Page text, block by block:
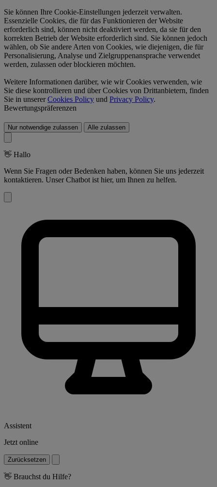
Sie können Ihre Cookie-Einstellungen jederzeit verwalten.
Essenzielle Cookies, die für das Funktionieren der Website
erforderlich sind, können nicht deaktiviert werden, da sie für den
korrekten Betrieb der Website erforderlich sind. Sie können jedoch
wählen, ob Sie andere Arten von Cookies, wie diejenigen, die für
Personalisierung, Analyse und Zielgruppenansprache verwendet
werden, zulassen oder blockieren möchten.
Weitere Informationen darüber, wie wir Cookies verwenden, wie
Sie diese kontrollieren und über Cookies von Drittanbietern, finden
Sie in unserer Cookies Policy und Privacy Policy.
Bewertungspräferenzen
Nur notwendige zulassen Alle zulassen
👋 Hallo
Wenn Sie Fragen oder Bedenken haben, können Sie uns jederzeit
kontaktieren. Unser Chatbot ist hier, um Ihnen zu helfen.
Assistent
Jetzt online
Zurücksetzen
👋 Brauchst du Hilfe?